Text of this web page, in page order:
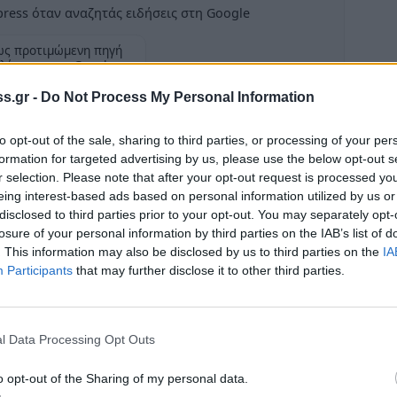
- Do Not Process My Personal Information
opt-out of the sale, sharing to third parties, or processing of your
for targeted advertising by us, please use the below opt-out
selection. Please note that after your opt-out request is processed
interest-based ads based on personal information utilized by us
to third parties prior to your opt-out. You may separately
of your personal information by third parties on the IAB’s list of
This information may also be disclosed by us to third parties on the
Participants that may further disclose it to other third parties.
Data Processing Opt Outs
opt-out of the Sharing of my personal data.
όταν αναζητάς ειδήσεις στη Google
προτιμώμενη πηγή
της Google
τη Δευτέρα 11 Απριλίου ένας 30χρονος
Αλβανίας, οι οποίοι συνελήφθησαν
διαρρήξεων σε σπίτια στην ευρύτερη
από το Αστυνομικό Τμήμα
αξιοποίηση των πληροφοριών,
πέντε κλοπές και διαρρήξεις
και Αγριάνων του Δήμου Σπάρτης και στην
17:28